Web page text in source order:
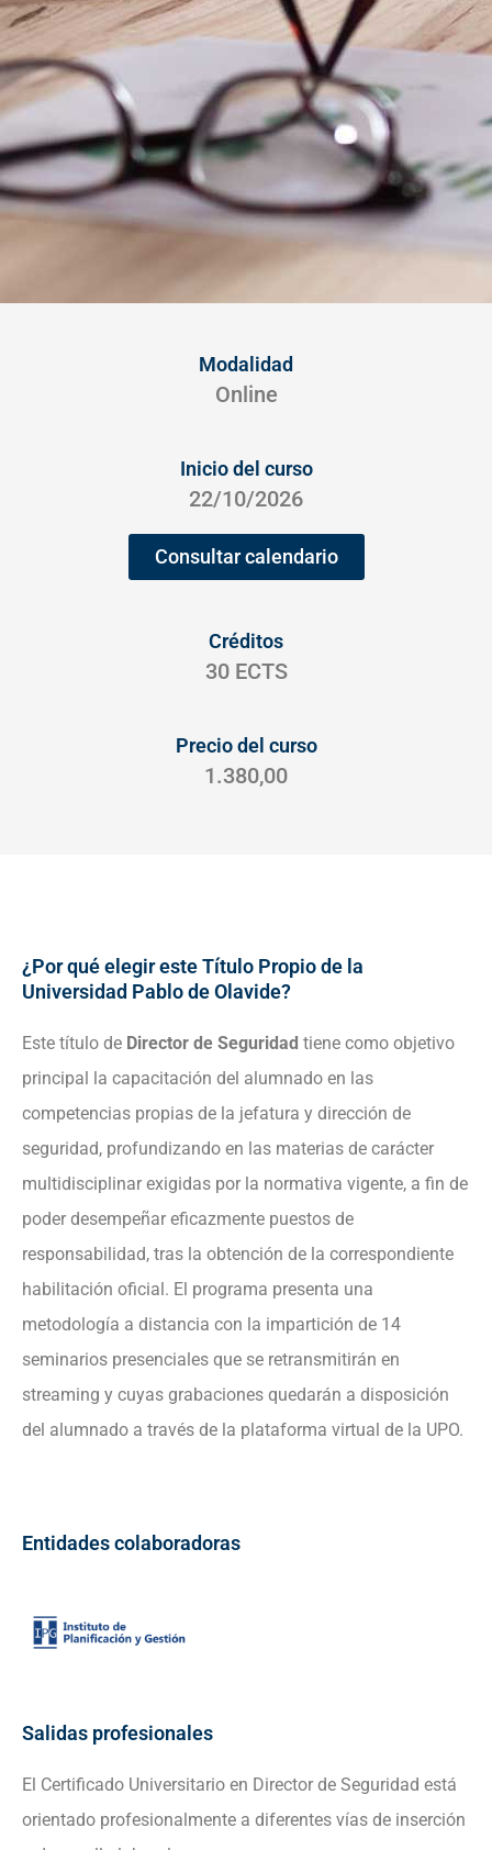
¿Por qué elegir este Título Propio de la
Universidad Pablo de Olavide?
Este título de Director de Seguridad tiene como objetivo
principal la capacitación del alumnado en las
competencias propias de la jefatura y dirección de
seguridad, profundizando en las materias de carácter
multidisciplinar exigidas por la normativa vigente, a fin de
poder desempeñar eficazmente puestos de
responsabilidad, tras la obtención de la correspondiente
habilitación oficial. El programa presenta una
metodología a distancia con la impartición de 14
seminarios presenciales que se retransmitirán en
streaming y cuyas grabaciones quedarán a disposición
del alumnado a través de la plataforma virtual de la UPO.
Entidades colaboradoras
Salidas profesionales
El Certificado Universitario en Director de Seguridad está
orientado profesionalmente a diferentes vías de inserción
Modalidad
Online
Inicio del curso
22/10/2026
Consultar calendario
Créditos
30 ECTS
Precio del curso
1.380,00